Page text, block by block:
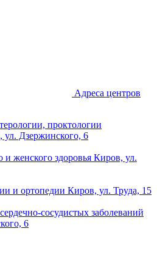
Адреса центров
проктологии
ул. Дзержинского, 6
женского здоровья Киров, ул.
и ортопедии Киров, ул. Труда, 15
сосудистых заболеваний
6